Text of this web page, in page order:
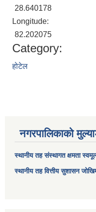
28.640178
Longitude:
82.202075
Category:
होटेल
नगरपालिकाको
स्थानीय तह संस्थागत क्षमता
स्थानीय तह वित्तीय सुशासन